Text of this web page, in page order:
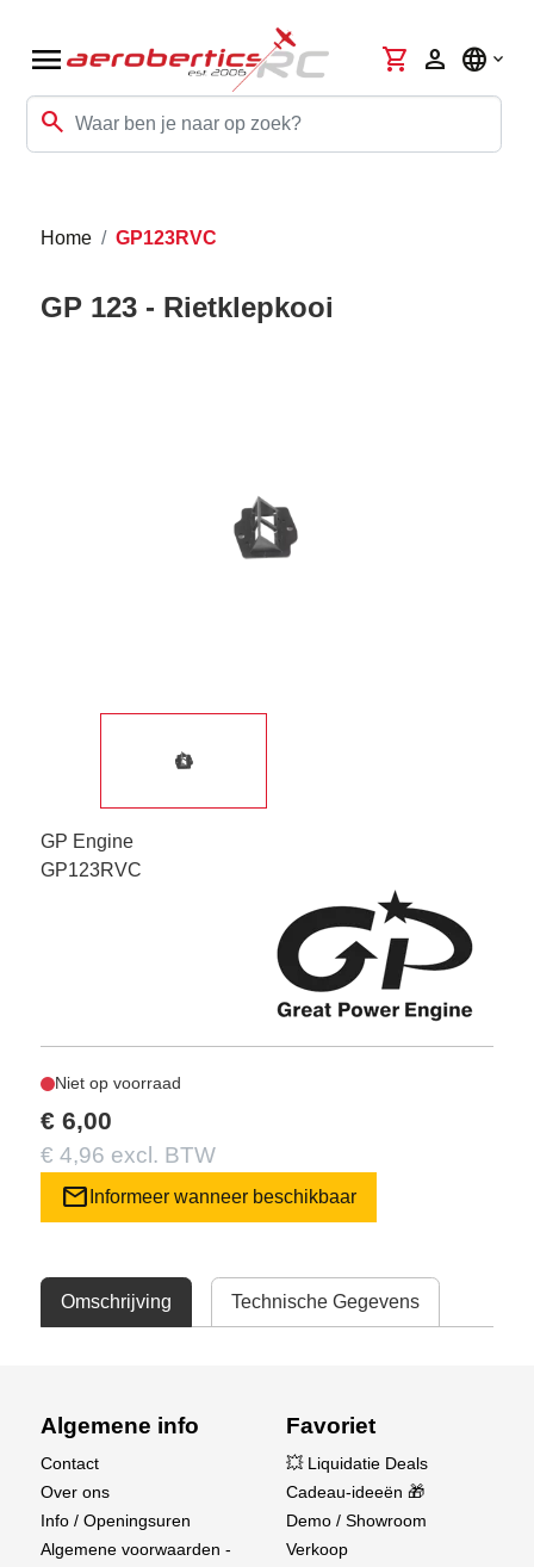
menu
search
shopping_cart person language
Home GP123RVC
GP 123 - Rietklepkooi
GP Engine
GP123RVC
Niet op voorraad
€ 6,00
€ 4,96 excl. BTW
mail Informeer wanneer beschikbaar
Omschrijving Technische Gegevens
Algemene info
Contact
Over ons
Info / Openingsuren
Algemene voorwaarden -
Favoriet
💥 Liquidatie Deals
Cadeau-ideeën 🎁
Demo / Showroom
Verkoop